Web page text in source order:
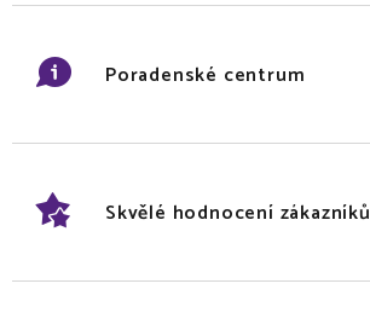
Poradenské centrum
Skvělé hodnocení zákazníků